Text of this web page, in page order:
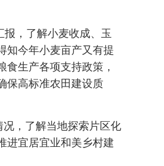
报，了解小麦收成、玉
知今年小麦亩产又有提
生产各项支持政策，
保高标准农田建设质
，了解当地探索片区化
进宜居宜业和美乡村建